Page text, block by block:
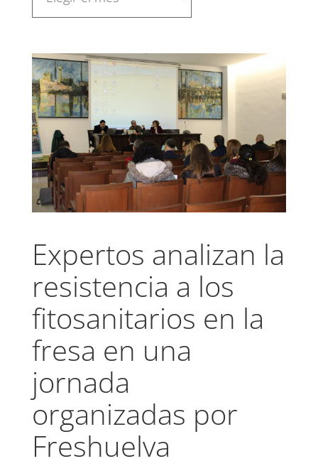
Expertos analizan la
resistencia a los
fitosanitarios en la
fresa en una
jornada
organizadas por
Freshuelva